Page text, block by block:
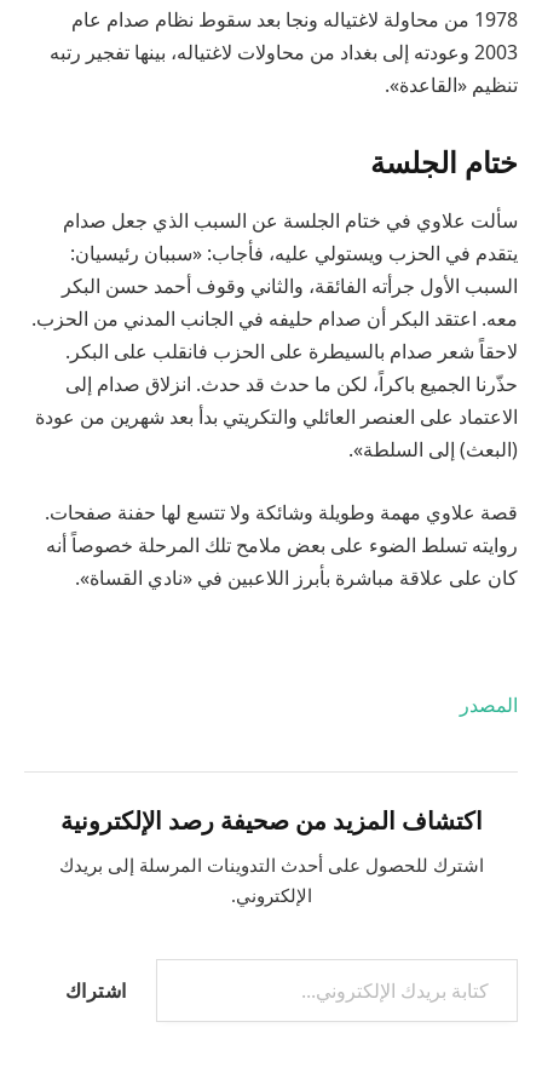
1978 من محاولة لاغتياله ونجا بعد سقوط نظام صدام عام
2003 وعودته إلى بغداد من محاولات لاغتياله، بينها تفجير رتبه
تنظيم «القاعدة».
ختام الجلسة
سألت علاوي في ختام الجلسة عن السبب الذي جعل صدام
يتقدم في الحزب ويستولي عليه، فأجاب: «سببان رئيسيان:
السبب الأول جرأته الفائقة، والثاني وقوف أحمد حسن البكر
معه. اعتقد البكر أن صدام حليفه في الجانب المدني من الحزب.
لاحقاً شعر صدام بالسيطرة على الحزب فانقلب على البكر.
حذّرنا الجميع باكراً، لكن ما حدث قد حدث. انزلاق صدام إلى
الاعتماد على العنصر العائلي والتكريتي بدأ بعد شهرين من عودة
(البعث) إلى السلطة».
قصة علاوي مهمة وطويلة وشائكة ولا تتسع لها حفنة صفحات.
روايته تسلط الضوء على بعض ملامح تلك المرحلة خصوصاً أنه
كان على علاقة مباشرة بأبرز اللاعبين في «نادي القساة».
المصدر
اكتشاف المزيد من صحيفة رصد الإلكترونية
اشترك للحصول على أحدث التدوينات المرسلة إلى بريدك
الإلكتروني.
اشتراك